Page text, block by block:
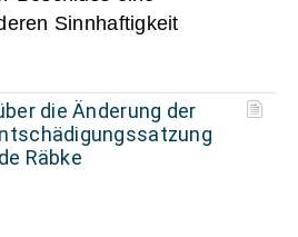
Sinnhaftigkeit
die Änderung der
Räbke